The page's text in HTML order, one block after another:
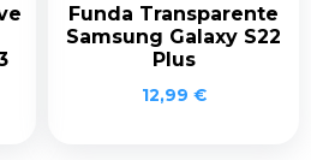
Funda Transparente
Samsung Galaxy S22
Plus
12,99 €